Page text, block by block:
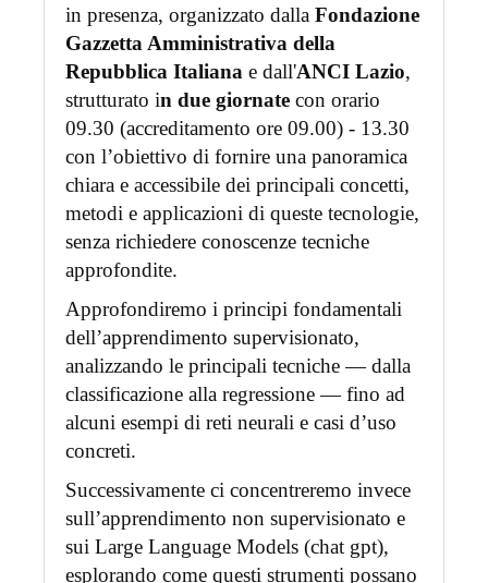
in presenza, organizzato dalla Fondazione
Gazzetta Amministrativa della
Repubblica Italiana e dall'ANCI Lazio,
strutturato in due giornatecon orario
09.30 (accreditamento ore 09.00) - 13.30
con l’obiettivo di fornire una panoramica
chiara e accessibile dei principali concetti,
metodi e applicazioni di queste tecnologie,
senza richiedere conoscenze tecniche
approfondite.
Approfondiremo i principi fondamentali
dell’apprendimento supervisionato,
analizzando le principali tecniche — dalla
classificazione alla regressione — fino ad
alcuni esempi di reti neurali e casi d’uso
concreti.
Successivamente ci concentreremo invece
sull’apprendimento non supervisionato e
sui Large Language Models (chat gpt),
esplorando come questi strumenti possano